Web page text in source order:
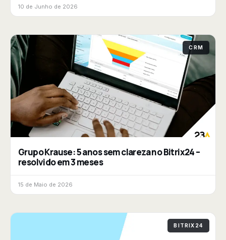
10 de Junho de 2026
CRM
Grupo Krause: 5 anos sem clareza no Bitrix24 –
resolvido em 3 meses
15 de Maio de 2026
BITRIX24